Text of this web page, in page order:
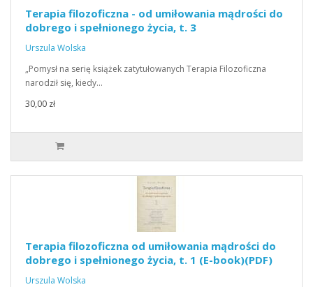
Terapia filozoficzna - od umiłowania mądrości do
dobrego i spełnionego życia, t. 3
Urszula Wolska
„Pomysł na serię książek zatytułowanych Terapia Filozoficzna
narodził się, kiedy…
30,00 zł
Terapia filozoficzna od umiłowania mądrości do
dobrego i spełnionego życia, t. 1 (E-book)(PDF)
Urszula Wolska